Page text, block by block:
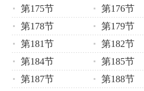
第175节 第176节
第178节
第179节
第181节
第182节
第184节
第185节
第187节
第188节